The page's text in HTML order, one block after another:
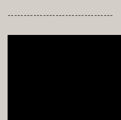
---------------------------------